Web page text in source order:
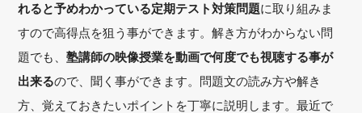
れると予めわかっている定期テスト対策問題に取り組みま
すので高得点を狙う事ができます。解き方がわからない問
題でも、塾講師の映像授業を動画で何度でも視聴する事が
出来るので、聞く事ができます。問題文の読み方や解き
方、覚えておきたいポイントを丁寧に説明します。最近で